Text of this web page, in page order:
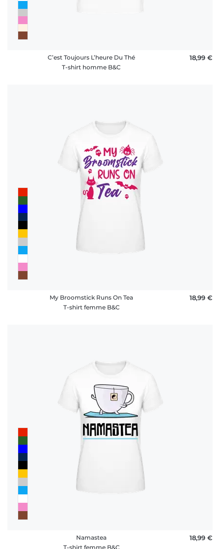
C’est Toujours L’heure Du Thé
T-shirt homme B&C
18,99 €
My Broomstick Runs On Tea
T-shirt femme B&C
18,99 €
Namastea
T-shirt femme B&C
18,99 €